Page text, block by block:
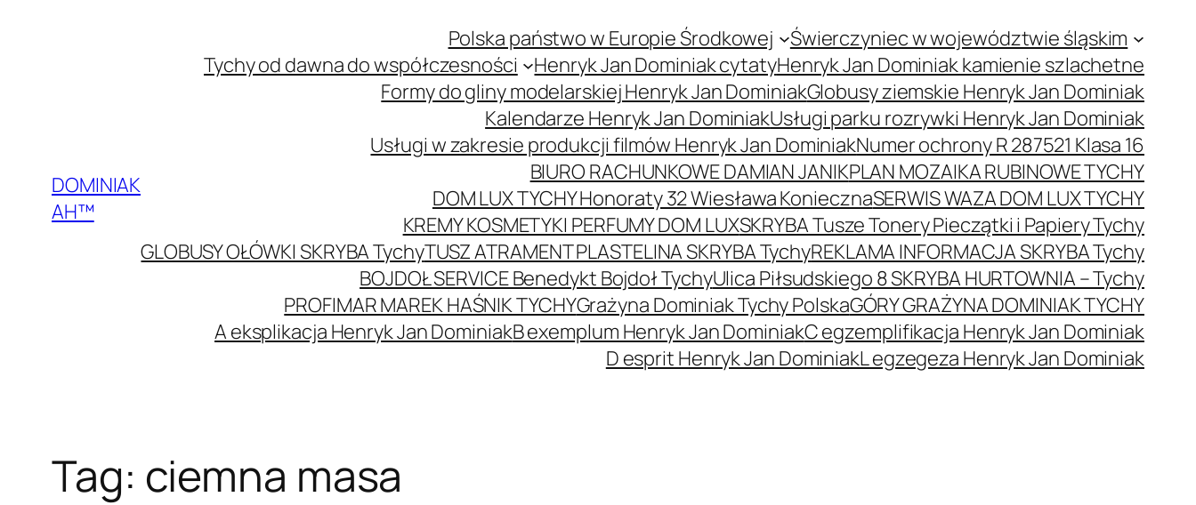
DOMINIAK
AH™
Polska państwo w Europie Środkowej
Świerczyniec w województwie śląskim
Tychy od dawna do współczesności
Henryk Jan Dominiak cytatyHenryk Jan Dominiak kamienie szlachetne
Formy do gliny modelarskiej Henryk Jan DominiakGlobusy ziemskie Henryk Jan Dominiak
Kalendarze Henryk Jan DominiakUsługi parku rozrywki Henryk Jan Dominiak
Usługi w zakresie produkcji filmów Henryk Jan DominiakNumer ochrony R 287521 Klasa 16
BIURO RACHUNKOWE DAMIAN JANIKPLAN MOZAIKA RUBINOWE TYCHY
DOM LUX TYCHY Honoraty 32 Wiesława KoniecznaSERWIS WAZA DOM LUX TYCHY
KREMY KOSMETYKI PERFUMY DOM LUXSKRYBA Tusze Tonery Pieczątki i Papiery Tychy
GLOBUSY OŁÓWKI SKRYBA TychyTUSZ ATRAMENT PLASTELINA SKRYBA TychyREKLAMA INFORMACJA SKRYBA Tychy
BOJDOŁ SERVICE Benedykt Bojdoł TychyUlica Piłsudskiego 8 SKRYBA HURTOWNIA – Tychy
PROFIMAR MAREK HAŚNIK TYCHYGrażyna Dominiak Tychy PolskaGÓRY GRAŻYNA DOMINIAK TYCHY
A eksplikacja Henryk Jan DominiakB exemplum Henryk Jan DominiakC egzemplifikacja Henryk Jan Dominiak
D esprit Henryk Jan DominiakL egzegeza Henryk Jan Dominiak
Tag: ciemna masa